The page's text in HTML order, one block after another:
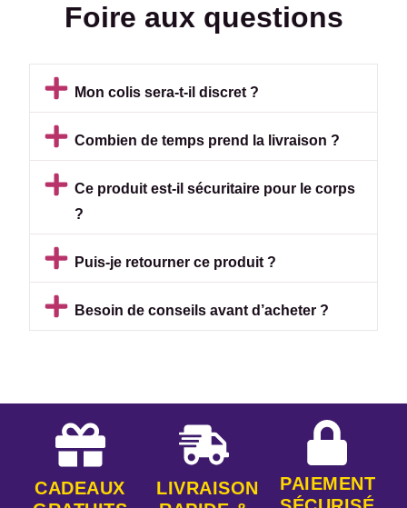
Foire aux questions
Mon colis sera-t-il discret ?
Combien de temps prend la livraison ?
Ce produit est-il sécuritaire pour le corps
?
Puis-je retourner ce produit ?
Besoin de conseils avant d’acheter ?
CADEAUX
LIVRAISON
PAIEMENT